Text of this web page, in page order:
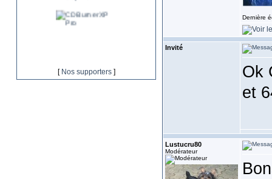
[ Nos supporters]
Dernière
Invité
Ok
et
Lustucru80
Modérateur